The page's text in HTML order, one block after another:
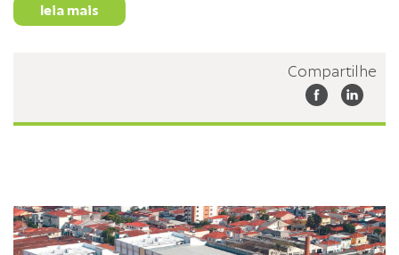
leia mais
Compartilhe